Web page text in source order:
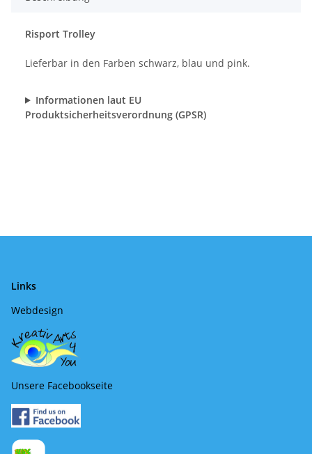
Risport Trolley
Lieferbar in den Farben schwarz, blau und pink.
Informationen laut EU
Produktsicherheitsverordnung (GPSR)
Links
Webdesign
Unsere Facebookseite